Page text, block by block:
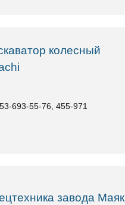
колесный
693-55-76, 455-971
завода Маяк